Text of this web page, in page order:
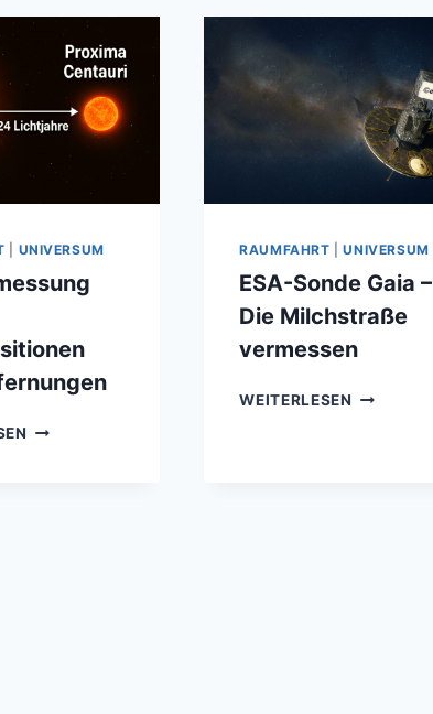
UNIVERSUM
DIE
RAUMFAHRT |UNIVERSUM
ESA-Sonde Gaia –
Die Milchstraße
vermessen
WEITERLESEN ESA-